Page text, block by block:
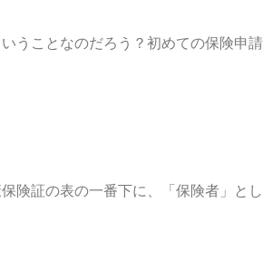
うことなのだろう？初めての保険申
証の表の一番下に、「保険者」と